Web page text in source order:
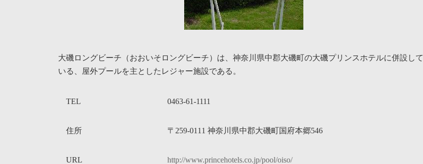
大磯ロングビーチ（おおいそロングビーチ）は、神奈川県中郡大磯町の大磯プリンスホテルに併設して
いる、屋外プールを主としたレジャー施設である。
TEL 0463-61-1111
住所 〒259-0111 神奈川県中郡大磯町国府本郷546
URL http://www.princehotels.co.jp/pool/oiso/